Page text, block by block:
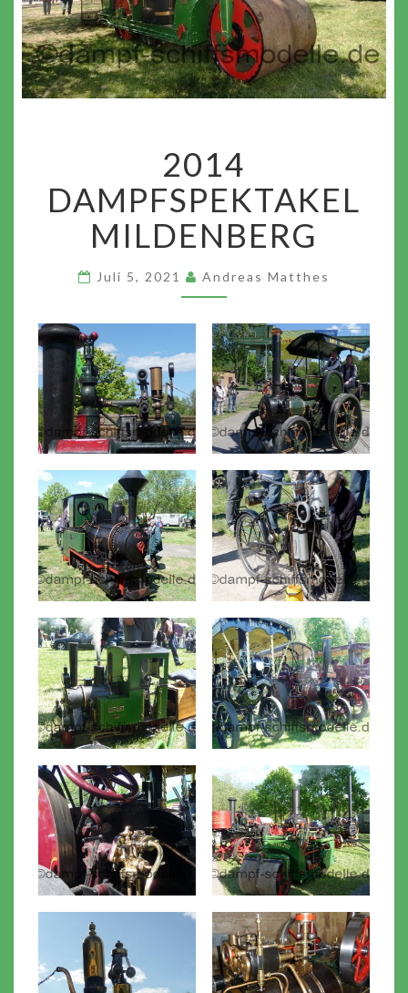
DAMPFSPEKTAKEL
MILDENBERG
2014
DAMPFSPEKTAKEL
MILDENBERG
Juli 5, 2021 Andreas Matthes